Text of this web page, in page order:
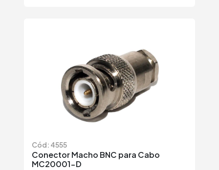
Cód: 4555
Conector Macho BNC para Cabo
MC20001-D